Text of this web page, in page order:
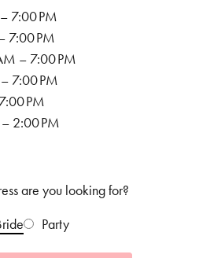
7:00 PM
7:00 PM
– 7:00 PM
7:00 PM
PM
2:00 PM
are you looking for?
Party